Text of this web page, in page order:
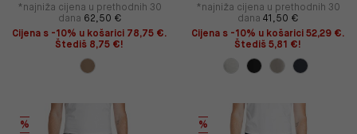
*najniža cijena u prethodnih 30
dana 62,50 €
Cijena s -10% u košarici 78,75 €.
Štediš 8,75 €!
*najniža cijena u prethodnih 30
dana 41,50 €
Cijena s -10% u košarici 52,29 €.
Štediš 5,81 €!
% %